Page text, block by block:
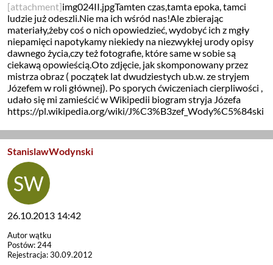
[attachment]img024II.jpgTamten czas,tamta epoka, tamci
ludzie już odeszli.Nie ma ich wśród nas!Ale zbierając
materiały,żeby coś o nich opowiedzieć, wydobyć ich z mgły
niepamięci napotykamy niekiedy na niezwykłej urody opisy
dawnego życia,czy też fotografie, które same w sobie są
ciekawą opowieścią.Oto zdjęcie, jak skomponowany przez
mistrza obraz ( początek lat dwudziestych ub.w. ze stryjem
Józefem w roli głównej). Po sporych ćwiczeniach cierpliwości ,
udało się mi zamieścić w Wikipedii biogram stryja Józefa
https://pl.wikipedia.org/wiki/J%C3%B3zef_Wody%C5%84ski
StanislawWodynski
26.10.2013 14:42
Autor wątku
Postów: 244
Rejestracja: 30.09.2012